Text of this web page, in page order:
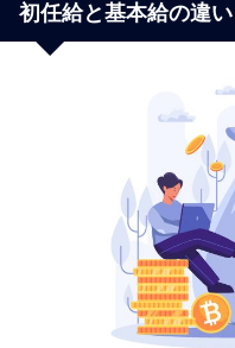
初任給と基本給の違い